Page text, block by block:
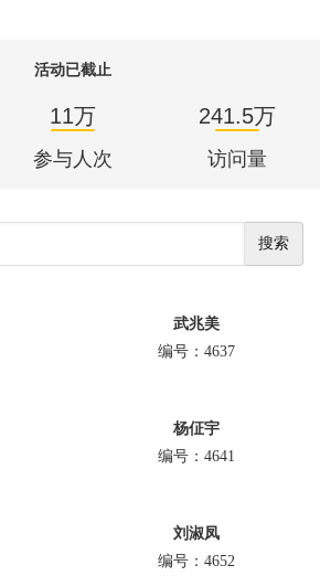
活动已截止
11万
参与人次
241.5万
访问量
搜索
武兆美
编号：4637
杨佂宇
编号：4641
刘淑凤
编号：4652